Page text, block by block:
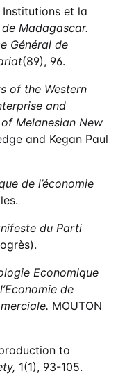
Institutions et la
Madagascar.
Général de
(89), 96.
of the Western
and
Melanesian New
and Kegan Paul
de l’économie
du Parti
Economique
de
MOUTON
to
1(1), 93-105.